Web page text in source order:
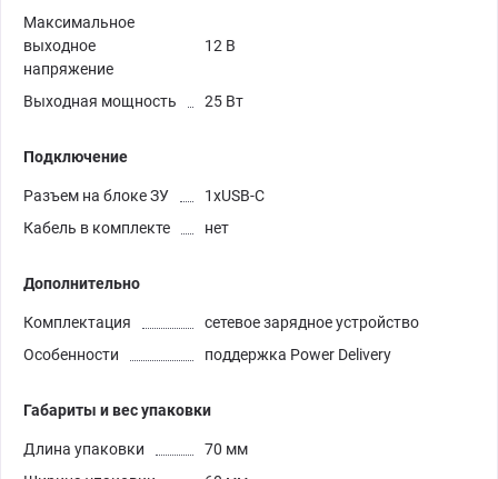
Максимальное
выходное
напряжение
12 В
Выходная мощность 25 Вт
Подключение
Разъем на блоке ЗУ
1xUSB-C
Кабель в комплекте
нет
Дополнительно
Комплектация
сетевое зарядное устройство
Особенности
поддержка Power Delivery
Габариты и вес упаковки
Длина упаковки
70 мм